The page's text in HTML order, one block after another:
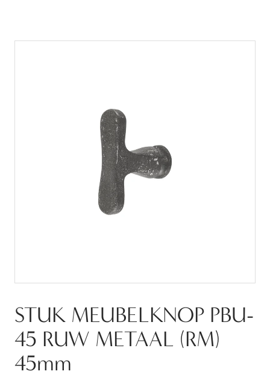
STUK MEUBELKNOP PBU-
45 RUW METAAL (RM)
45mm